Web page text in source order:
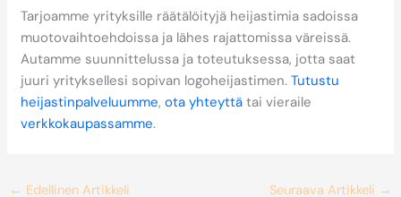
Tarjoamme yrityksille räätälöityjä heijastimia sadoissa
muotovaihtoehdoissa ja lähes rajattomissa väreissä.
Autamme suunnittelussa ja toteutuksessa, jotta saat
juuri yrityksellesi sopivan logoheijastimen.Tutustu
heijastinpalveluumme,ota yhteyttä tai vieraile
verkkokaupassamme.
← Edellinen Artikkeli Seuraava Artikkeli →